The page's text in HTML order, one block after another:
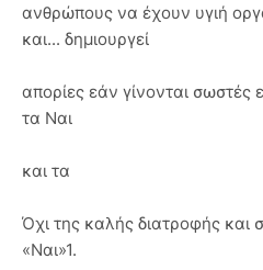
ανθρώπους να έχουν υγιή
και... δημιουργεί
απορίες εάν γίνονται
τα Ναι
και τα
Όχι της καλής διατροφής και
«Ναι»1.